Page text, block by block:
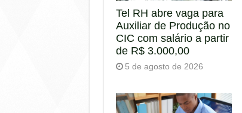
Tel RH abre vaga para
Auxiliar de Produção no
CIC com salário a partir
de R$ 3.000,00
5 de agosto de 2026